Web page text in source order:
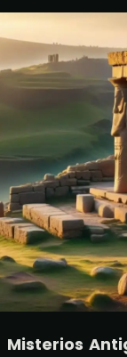
Misterios